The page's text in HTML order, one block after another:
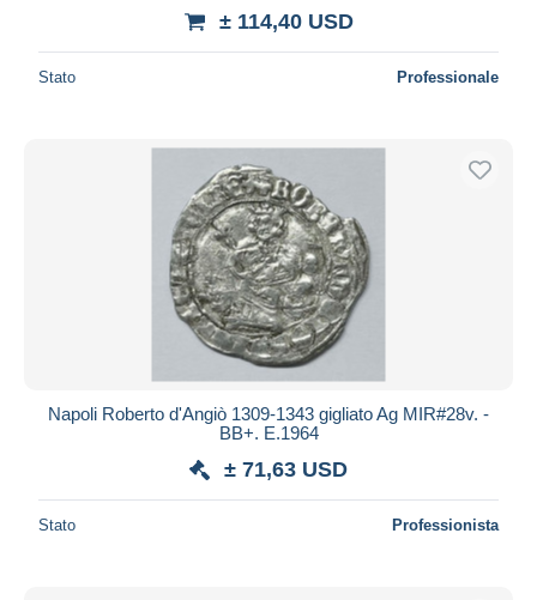
± 114,40 USD
Stato Professionale
Napoli Roberto d'Angiò 1309-1343 gigliato Ag MIR#28v. -
BB+. E.1964
± 71,63 USD
Stato Professionista